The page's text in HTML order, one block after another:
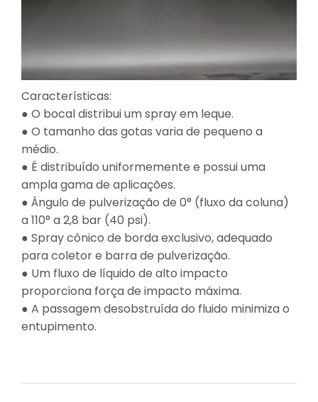
Características:
● O bocal distribui um spray em leque.
● O tamanho das gotas varia de pequeno a
médio.
● É distribuído uniformemente e possui uma
ampla gama de aplicações.
● Ângulo de pulverização de 0° (fluxo da coluna)
a 110° a 2,8 bar (40 psi).
● Spray cônico de borda exclusivo, adequado
para coletor e barra de pulverização.
● Um fluxo de líquido de alto impacto
proporciona força de impacto máxima.
● A passagem desobstruída do fluido minimiza o
entupimento.